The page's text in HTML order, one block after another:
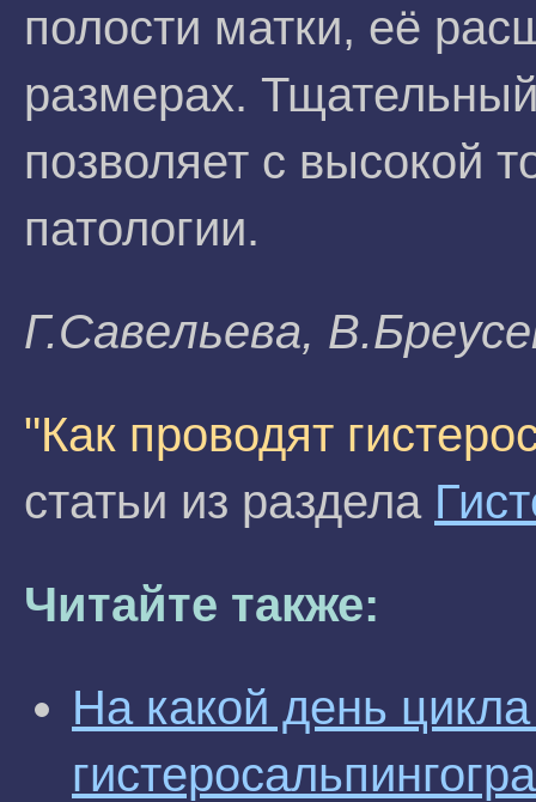
полости матки, её
размерах.
позволяет с высокой
патологии.
Г.Caвeльeвa,
"Как проводят
статьи из раздела
Читайте также:
На какой день